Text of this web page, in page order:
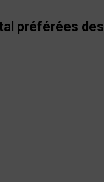
préférées des